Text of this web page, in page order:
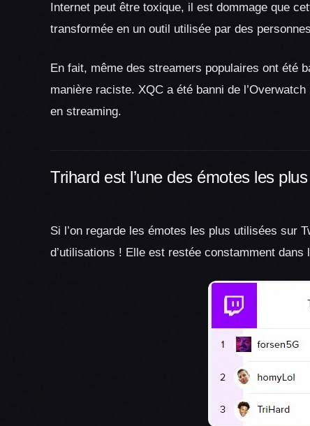
Internet peut être toxique, il est dommage que
transformée en un outil utilisée par des
En fait, même des streamers populaires ont été
manière raciste. XQC a été banni de
en streaming.
Trihard est l’une des émotes les
Si l’on regarde les émotes les plus utilisées sur
d’utilisations ! Elle est restée constamment dans